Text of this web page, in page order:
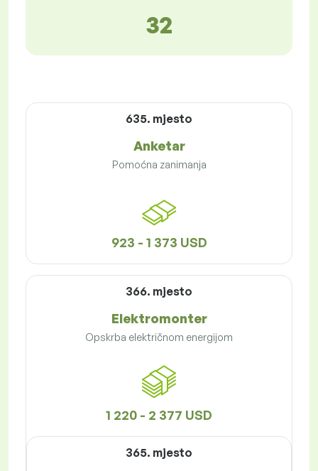
32
635. mjesto
Anketar
Pomoćna zanimanja
923 - 1 373 USD
366. mjesto
Elektromonter
Opskrba električnom energijom
1 220 - 2 377 USD
365. mjesto